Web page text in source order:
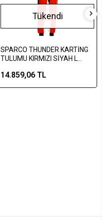
Tükendi
SPARCO THUNDER KARTİNG
TULUMU KIRMIZI SİYAH L
14.859,06 TL